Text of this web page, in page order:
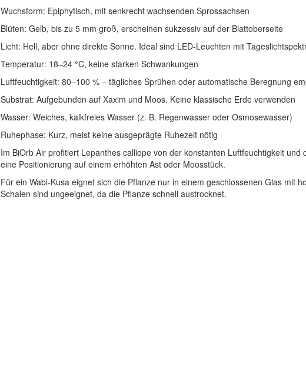
Wuchsform: Epiphytisch, mit senkrecht wachsenden Sprossachsen
Blüten: Gelb, bis zu 5 mm groß, erscheinen sukzessiv auf der Blattoberseite
Licht: Hell, aber ohne direkte Sonne. Ideal sind LED-Leuchten mit
Temperatur: 18–24 °C, keine starken Schwankungen
Luftfeuchtigkeit: 80–100 % – tägliches Sprühen oder automatische Beregnung
Substrat: Aufgebunden auf Xaxim und Moos. Keine klassische Erde verwenden
Wasser: Weiches, kalkfreies Wasser (z. B. Regenwasser oder Osmosewasser)
Ruhephase: Kurz, meist keine ausgeprägte Ruhezeit nötig
Im BiOrb Air profitiert Lepanthes calliope von der konstanten Luftfeuchtigkeit
eine Positionierung auf einem erhöhten Ast oder Moosstück.
Für ein Wabi-Kusa eignet sich die Pflanze nur in einem geschlossenen Glas mit
Schalen sind ungeeignet, da die Pflanze schnell austrocknet.